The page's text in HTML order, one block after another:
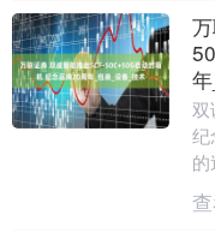
双
纪
查